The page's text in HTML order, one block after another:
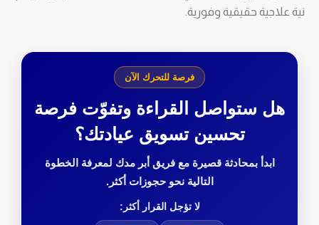
نية علاجية حقيقية وفورية.
فرصة للتحرك الآن
هل ستواصل القراءة وتفوّت فرصة
تحسين تسويق عيادتك؟
ابدأ بمحادثة قصيرة مع فريق أبر مدك لمعرفة الخطوة
التالية نحو حجوزات أكثر.
لا تؤجل القرار أكثر: